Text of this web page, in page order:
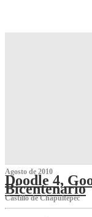
Agosto de 2010
Doodle 4,
Bicentenario
Castillo de Chapultepec